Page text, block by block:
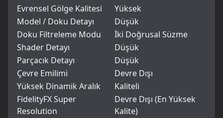
Evrensel Gölge Kalitesi
Yüksek
Model / Doku Detayı
Düşük
Doku Filtreleme Modu
İki Doğrusal Süzme
Shader Detayı
Düşük
Parçacık Detayı
Düşük
Çevre Emilimi
Devre Dışı
Yüksek Dinamik Aralık
Kaliteli
FidelityFX Super
Resolution
Devre Dışı (En Yüksek
Kalite)